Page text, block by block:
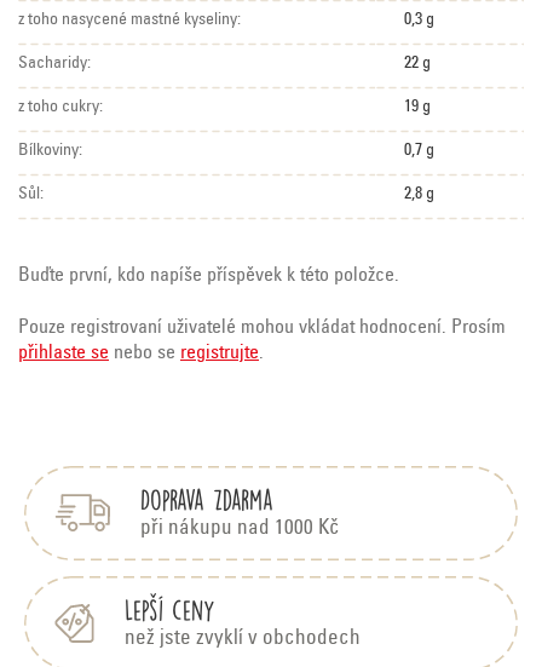
z toho nasycené mastné kyseliny: 0,3 g
Sacharidy: 22 g
z toho cukry: 19 g
Bílkoviny: 0,7 g
Sůl: 2,8 g
Buďte první, kdo napíše příspěvek k této položce.
Pouze registrovaní uživatelé mohou vkládat hodnocení. Prosím
přihlaste se nebo se registrujte.
Doprava zdarma
při nákupu nad 1000 Kč
Lepší ceny
než jste zvyklí v obchodech